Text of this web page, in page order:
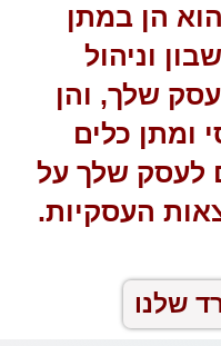
הן במתן
וניהול
שלך, והן
ומתן כלים
לעסק שלך על
העסקיות.
שלנו